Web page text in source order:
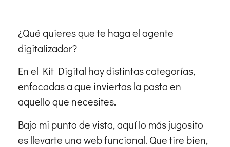
¿Qué quieres que te haga el agente
digitalizador?
En el Kit Digital hay distintas categorías,
enfocadas a que inviertas la pasta en
aquello que necesites.
Bajo mi punto de vista, aquí lo más jugosito
es llevarte una web funcional. Que tire bien,